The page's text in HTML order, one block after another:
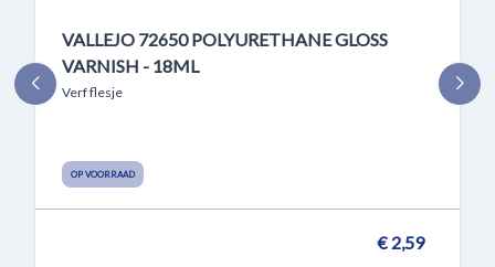
VALLEJO 72650 POLYURETHANE GLOSS
VARNISH - 18ML
Verf flesje
OP VOORRAAD
€ 2,59